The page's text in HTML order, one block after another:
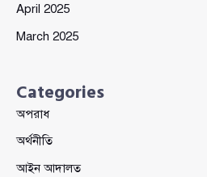
April 2025
March 2025
Categories
অপরাধ
অর্থনীতি
আইন আদালত